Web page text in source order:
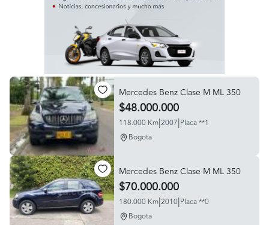
Mercedes Benz Clase M ML 350
$48.000.000
118.000 Km|2007|Placa **1
Bogota
Mercedes Benz Clase M ML 350
$70.000.000
180.000 Km|2010|Placa **0
Bogota